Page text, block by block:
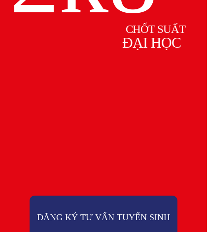
ĐẠI HỌC
CHỐT SUẤT
ĐĂNG KÝ TƯ VẤN TUYỂN SINH